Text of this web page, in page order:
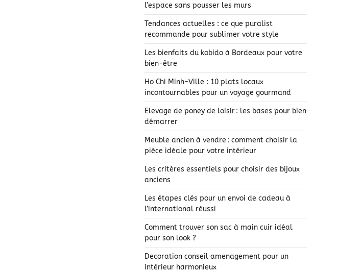
l’espace sans pousser les murs
Tendances actuelles : ce que puralist
recommande pour sublimer votre style
Les bienfaits du kobido à Bordeaux pour votre
bien-être
Ho Chi Minh-Ville : 10 plats locaux
incontournables pour un voyage gourmand
Elevage de poney de loisir : les bases pour bien
démarrer
Meuble ancien à vendre : comment choisir la
pièce idéale pour votre intérieur
Les critères essentiels pour choisir des bijoux
anciens
Les étapes clés pour un envoi de cadeau à
l’international réussi
Comment trouver son sac à main cuir idéal
pour son look ?
Decoration conseil amenagement pour un
intérieur harmonieux